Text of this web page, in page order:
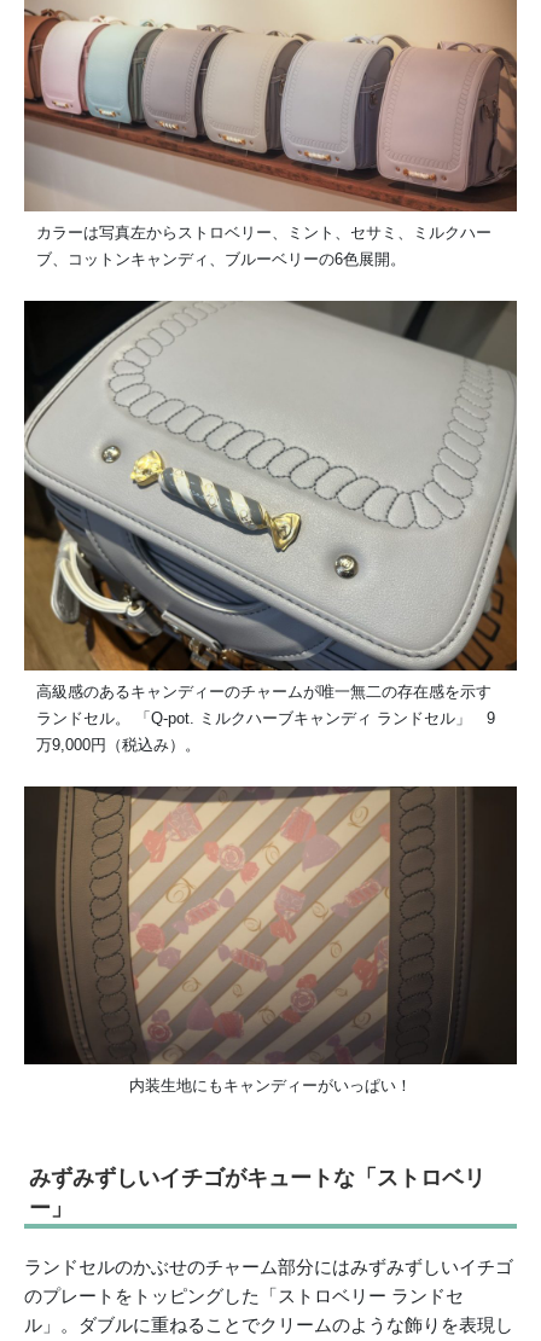
カラーは写真左からストロベリー、ミント、セサミ、ミルクハー
ブ、コットンキャンディ、ブルーベリーの6色展開。
高級感のあるキャンディーのチャームが唯一無二の存在感を示す
ランドセル。 「Q-pot. ミルクハーブキャンディ ランドセル」 9
万9,000円（税込み）。
内装生地にもキャンディーがいっぱい！
みずみずしいイチゴがキュートな「ストロベリ
ー」
ランドセルのかぶせのチャーム部分にはみずみずしいイチゴ
のプレートをトッピングした「ストロベリー ランドセ
ル」。ダブルに重ねることでクリームのような飾りを表現し